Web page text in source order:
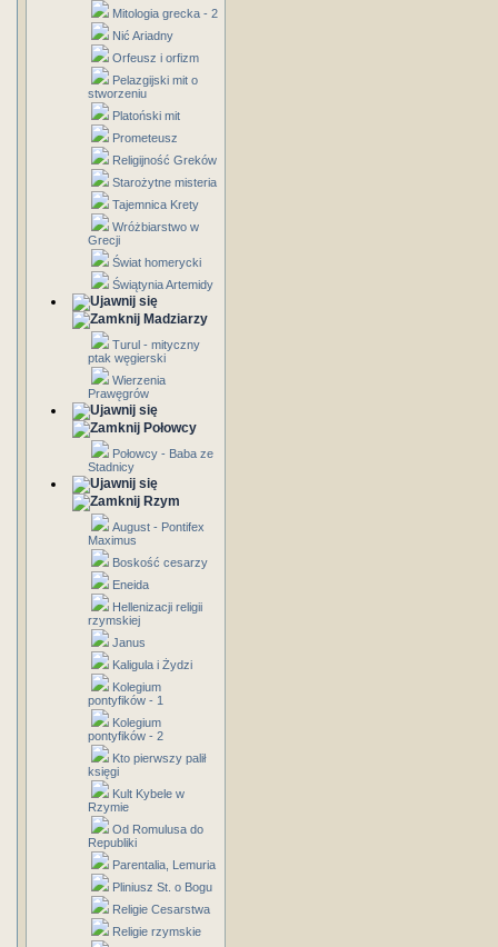
Mitologia grecka - 2
Nić Ariadny
Orfeusz i orfizm
Pelazgijski mit o
stworzeniu
Platoński mit
Prometeusz
Religijność Greków
Starożytne misteria
Tajemnica Krety
Wróżbiarstwo w
Grecji
Świat homerycki
Świątynia Artemidy
Madziarzy
Turul - mityczny
ptak węgierski
Wierzenia
Prawęgrów
Połowcy
Połowcy - Baba ze
Stadnicy
Rzym
August - Pontifex
Maximus
Boskość cesarzy
Eneida
Hellenizacji religii
rzymskiej
Janus
Kaligula i Żydzi
Kolegium
pontyfików - 1
Kolegium
pontyfików - 2
Kto pierwszy palił
księgi
Kult Kybele w
Rzymie
Od Romulusa do
Republiki
Parentalia, Lemuria
Pliniusz St. o Bogu
Religie Cesarstwa
Religie rzymskie